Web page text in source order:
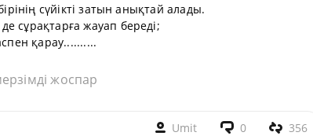
сүйікті затын анықтай алады.
сұрақтарға жауап береді;
қарау..........
жоспар
Umit 0 356